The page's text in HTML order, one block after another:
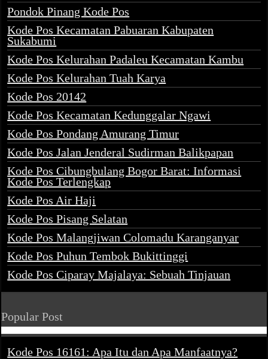
Pondok Pinang Kode Pos
Kode Pos Kecamatan Pabuaran Kabupaten
Sukabumi
Kode Pos Kelurahan Padaleu Kecamatan Kambu
Kode Pos Kelurahan Tuah Karya
Kode Pos 20142
Kode Pos Kecamatan Kedunggalar Ngawi
Kode Pos Pondang Amurang Timur
Kode Pos Jalan Jenderal Sudirman Balikpapan
Kode Pos Cibungbulang Bogor Barat: Informasi
Kode Pos Terlengkap
Kode Pos Air Haji
Kode Pos Pisang Selatan
Kode Pos Malangjiwan Colomadu Karanganyar
Kode Pos Puhun Tembok Bukittinggi
Kode Pos Ciparay Majalaya: Sebuah Tinjauan
Popular Post
Kode Pos 16161: Apa Itu dan Apa Manfaatnya?